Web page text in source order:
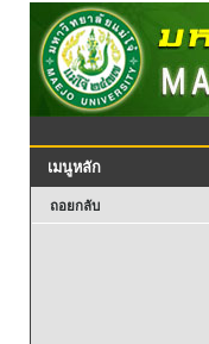
เมนูหลัก
ถอยกลับ